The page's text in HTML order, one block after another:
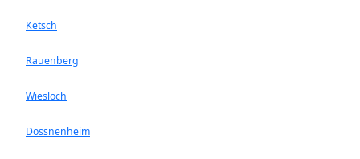
Ketsch
Rauenberg
Wiesloch
Dossnenheim